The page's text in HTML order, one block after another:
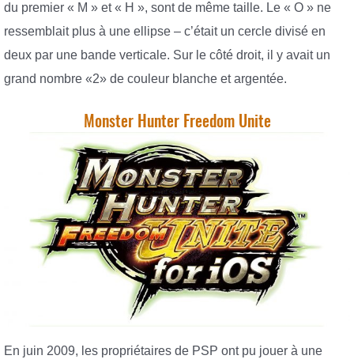
du premier « M » et « H », sont de même taille. Le « O » ne
ressemblait plus à une ellipse – c’était un cercle divisé en
deux par une bande verticale. Sur le côté droit, il y avait un
grand nombre «2» de couleur blanche et argentée.
Monster Hunter Freedom Unite
En juin 2009, les propriétaires de PSP ont pu jouer à une